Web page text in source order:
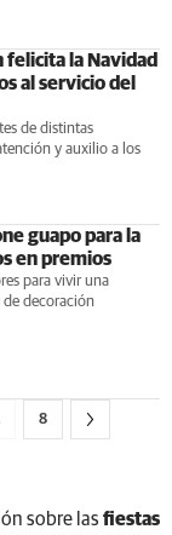
felicita la Navidad
al servicio del
de distintas
y auxilio a los
guapo para la
en premios
para vivir una
de decoración
8
sobre las fiestas